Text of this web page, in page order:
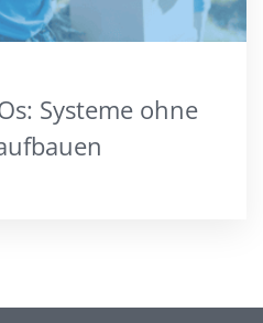
Systeme ohne